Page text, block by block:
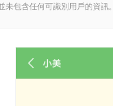
包含任何可識別用戶的資訊。